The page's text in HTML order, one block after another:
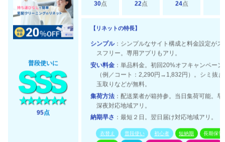
普段使いに
95点
30点 22点 24点
【リネットの特長】
シンプル：シンプルなサイト構成と料金設定がス
スフリー。専用アプリもアリ。
安い料金 ：単品料金。初回20%オフキャンペーン
（例／コート：2,290円→1,832円）。シミ抜
玉取りなどが無料。
集荷方法 ：配送業者が箱持参。当日集荷可能。早
深夜対応地域アリ。
納期早さ ：最短２日。翌日届け対応地域アリ。
衣替え 普段使い 初心者 短納期 長期保管